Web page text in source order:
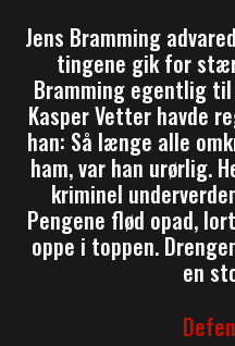
Jens Bramming
tingene gik for
Bramming egentlig
Kasper Vetter havde
han: Så længe alle
ham, var han urørlig.
kriminel
Pengene flød opad,
oppe i toppen.
en